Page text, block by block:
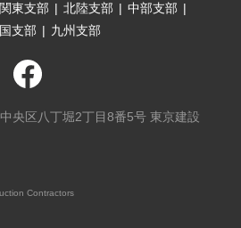
関東支部 | 北陸支部 | 中部支部 |
支部 | 九州支部
央区八丁堀2丁目8番5号 東京建設
Contractors